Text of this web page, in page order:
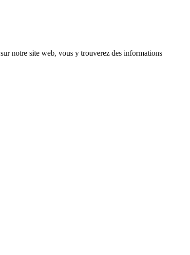
sur notre site web, vous y trouverez des informations